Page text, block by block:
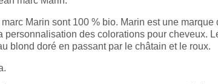
Marin sont 100 % bio. Marin est une
personnalisation des colorations pour cheveux.
blond doré en passant par le châtain et le roux.